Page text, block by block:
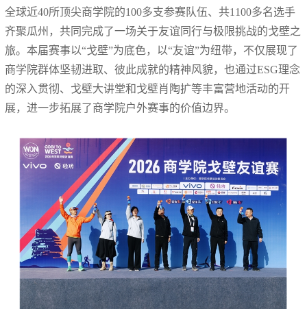
全球近40所顶尖商学院的100多支参赛队伍、共1100多名选手
齐聚瓜州，共同完成了一场关于友谊同行与极限挑战的戈壁之
旅。本届赛事以“戈壁”为底色，以“友谊”为纽带，不仅展现了
商学院群体坚韧进取、彼此成就的精神风貌，也通过ESG理念
的深入贯彻、戈壁大讲堂和戈壁肖陶扩等丰富营地活动的开
展，进一步拓展了商学院户外赛事的价值边界。